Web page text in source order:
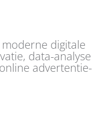
digitale
data-analyse
advertentie-